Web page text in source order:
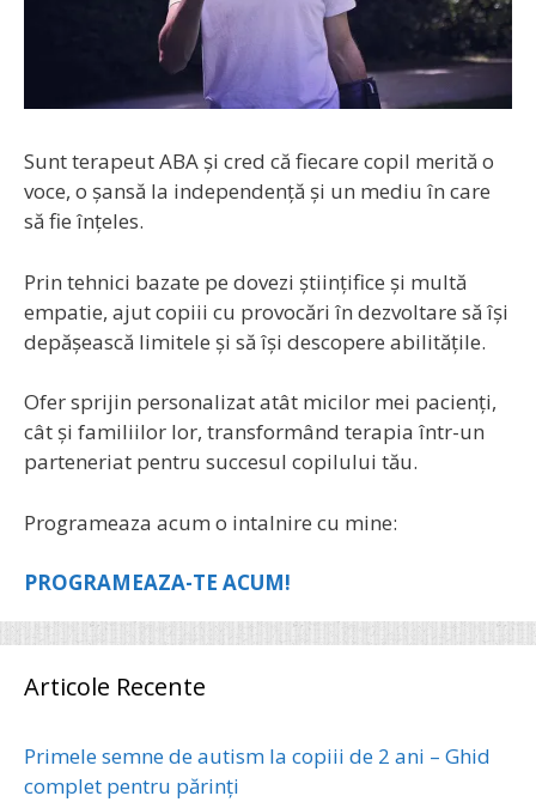
Sunt terapeut ABA și cred că fiecare copil merită o
voce, o șansă la independență și un mediu în care
să fie înțeles.
Prin tehnici bazate pe dovezi științifice și multă
empatie, ajut copiii cu provocări în dezvoltare să își
depășească limitele și să își descopere abilitățile.
Ofer sprijin personalizat atât micilor mei pacienți,
cât și familiilor lor, transformând terapia într-un
parteneriat pentru succesul copilului tău.
Programeaza acum o intalnire cu mine:
PROGRAMEAZA-TE ACUM!
Articole Recente
Primele semne de autism la copiii de 2 ani – Ghid
complet pentru părinți